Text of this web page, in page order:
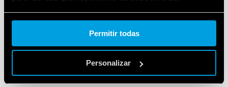
Cookie policy.
Permitir todas
Personalizar